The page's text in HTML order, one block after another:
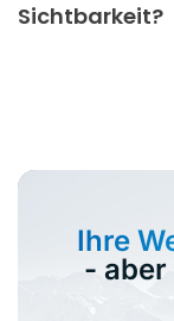
Sichtbarkeit?
Ihre
- aber